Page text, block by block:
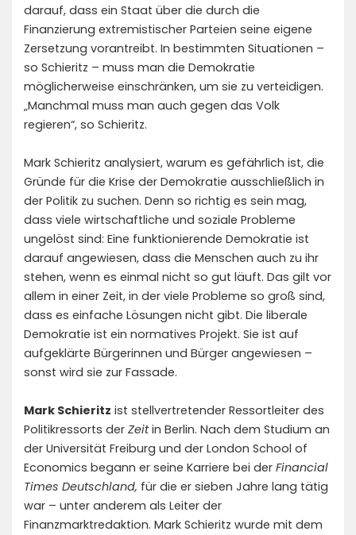
darauf, dass ein Staat über die durch die
Finanzierung extremistischer Parteien seine eigene
Zersetzung vorantreibt. In bestimmten Situationen –
so Schieritz – muss man die Demokratie
möglicherwei­se einschränken, um sie zu verteidigen.
„Manchmal muss man auch gegen das Volk
regieren“, so Schieritz.
Mark Schieritz analysiert, warum es gefährlich ist, die
Gründe für die Krise der Demokratie ausschließlich in
der Politik zu suchen. Denn so richtig es sein mag,
dass viele wirtschaftliche und soziale Probleme
ungelöst sind: Eine funktionierende Demokratie ist
darauf angewiesen, dass die Menschen auch zu ihr
stehen, wenn es einmal nicht so gut läuft. Das gilt vor
allem in einer Zeit, in der viele Probleme so groß sind,
dass es einfache Lösungen nicht gibt. Die liberale
Demokratie ist ein normatives Projekt. Sie ist auf
aufgeklärte Bürgerinnen und Bürger angewiesen –
sonst wird sie zur Fassade.
Mark Schieritz ist stellvertretender Ressortleiter des
Politikressorts der Zeitin Berlin. Nach dem Studium an
der Universität Freiburg und der London School of
Economics begann er seine Karriere bei der Financial
Times Deutschland, für die er sieben Jahre lang tätig
war – unter anderem als Leiter der
Finanzmarktredaktion. Mark Schieritz wurde mit dem